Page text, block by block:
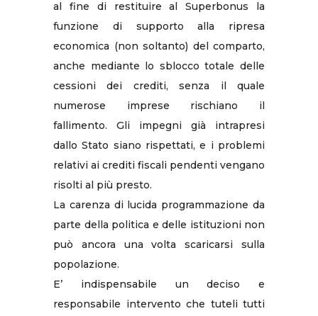
al fine di restituire al Superbonus la
funzione di supporto alla ripresa
economica (non soltanto) del comparto,
anche mediante lo sblocco totale delle
cessioni dei crediti, senza il quale
numerose imprese rischiano il
fallimento. Gli impegni già intrapresi
dallo Stato siano rispettati, e i problemi
relativi ai crediti fiscali pendenti vengano
risolti al più presto.
La carenza di lucida programmazione da
parte della politica e delle istituzioni non
può ancora una volta scaricarsi sulla
popolazione.
E’ indispensabile un deciso e
responsabile intervento che tuteli tutti